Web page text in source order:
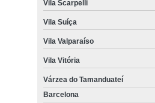
Vila Scarpelli
Vila Suíça
Vila Valparaíso
Vila Vitória
Várzea do Tamanduateí
Barcelona